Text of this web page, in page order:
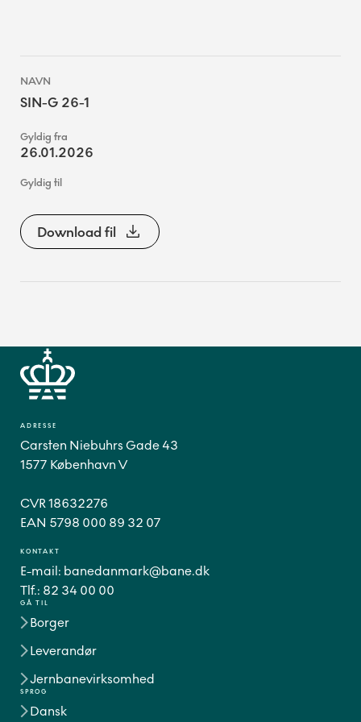
SIN-G 26-1
26.01.2026
Download fil
GÅ TIL
Borger
Leverandør
Jernbanevirksomhed
SPROG
Dansk
ADRESSE
Carsten Niebuhrs Gade 43
1577 København V
CVR 18632276
EAN 5798 000 89 32 07
KONTAKT
E-mail: banedanmark@bane.dk
Tlf.: 82 34 00 00